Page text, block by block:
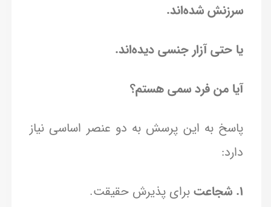
سرزنش شده‌اند.
یا حتی آزار جنسی دیده‌اند.
آیا من فرد سمی هستم؟
پاسخ به این پرسش به دو عنصر اساسی نیاز
دارد:
1. شجاعت
برای پذیرش حقیقت.